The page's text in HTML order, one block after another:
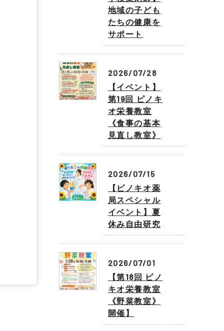
地域の子ども
たちの健康を
サポート
2026/07/28
【イベント】
第19回 ピノキ
オ栄養教室
《食事の基本
見直し教室》
2026/07/15
【ピノキオ薬
局スペシャル
イベント】夏
休み自由研究
2026/07/01
【第18回 ピノ
キオ栄養教室
《野菜教室》
開催】